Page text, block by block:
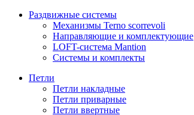
Раздвижные системы
Механизмы Terno scorrevoli
Направляющие и комплектующие
LOFT-cистема Mantion
Системы и комплекты
Петли
Петли накладные
Петли приварные
Петли ввертные